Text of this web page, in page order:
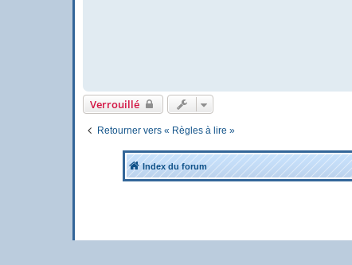
Verrouillé
Retourner vers « Règles à lire »
Index du forum